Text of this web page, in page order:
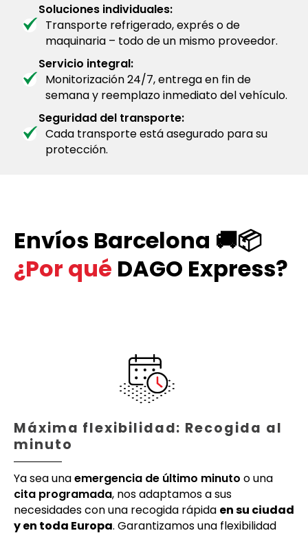
Soluciones individuales:
Transporte refrigerado, exprés o de
maquinaria – todo de un mismo proveedor.
Servicio integral:
Monitorización 24/7, entrega en fin de
semana y reemplazo inmediato del vehículo.
Seguridad del transporte:
Cada transporte está asegurado para su
protección.
Envíos Barcelona 🚚📦
¿Por qué DAGO Express?
Máxima flexibilidad: Recogida al
minuto
Ya sea unaemergencia de último minuto o una
cita programada, nos adaptamos a sus
necesidades con una recogida rápida en su ciudad
y en toda Europa. Garantizamos una flexibilidad